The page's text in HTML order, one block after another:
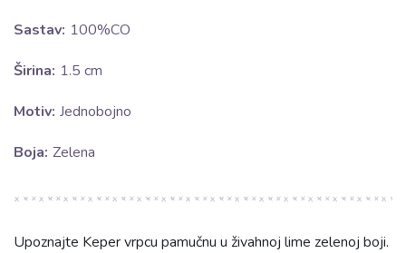
Sastav: 100%CO
Širina: 1.5 cm
Motiv: Jednobojno
Boja: Zelena
Upoznajte Keper vrpcu pamučnu u živahnoj lime zelenoj boji.